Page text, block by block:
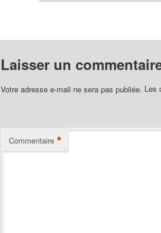
Laisser un
Votre adresse e-mail ne sera pas publiée. Les
Commentaire *